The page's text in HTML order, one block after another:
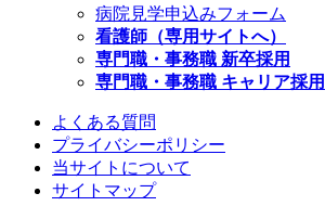
病院見学申込みフォーム
看護師（専用サイトへ）
専門職・事務職 新卒採用
専門職・事務職 キャリア採用
よくある質問
プライバシーポリシー
当サイトについて
サイトマップ